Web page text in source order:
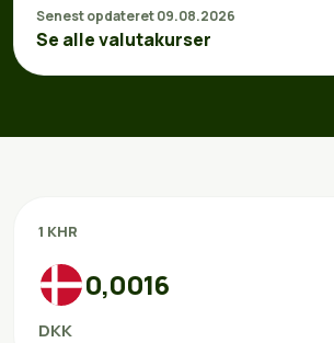
Senest opdateret 09.08.2026
Se alle valutakurser
1 KHR
0,0016
DKK